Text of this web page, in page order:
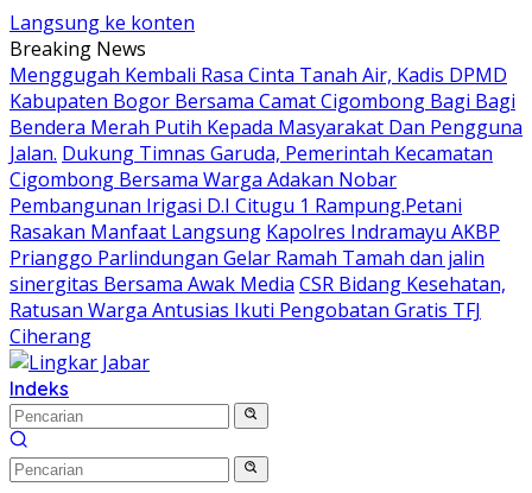
Langsung ke konten
Breaking News
Menggugah Kembali Rasa Cinta Tanah Air, Kadis DPMD
Kabupaten Bogor Bersama Camat Cigombong Bagi Bagi
Bendera Merah Putih Kepada Masyarakat Dan Pengguna
Jalan. Dukung Timnas Garuda, Pemerintah Kecamatan
Cigombong Bersama Warga Adakan Nobar
Pembangunan Irigasi D.I Citugu 1 Rampung.Petani
Rasakan Manfaat Langsung Kapolres Indramayu AKBP
Prianggo Parlindungan Gelar Ramah Tamah dan jalin
sinergitas Bersama Awak Media CSR Bidang Kesehatan,
Ratusan Warga Antusias Ikuti Pengobatan Gratis TFJ
Ciherang
Indeks